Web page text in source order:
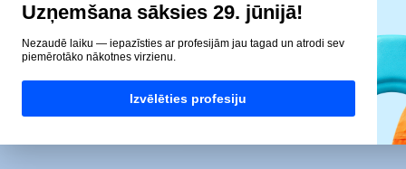
Uzņemšana sāksies 29. jūnijā!
Nezaudē laiku — iepazīsties ar profesijām jau tagad un atrodi sev
piemērotāko nākotnes virzienu.
Izvēlēties profesiju